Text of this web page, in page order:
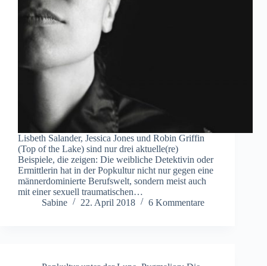
Lisbeth Salander, Jessica Jones und Robin Griffin
(Top of the Lake) sind nur drei aktuelle(re)
Beispiele, die zeigen: Die weibliche Detektivin oder
Ermittlerin hat in der Popkultur nicht nur gegen eine
männerdominierte Berufswelt, sondern meist auch
mit einer sexuell traumatischen…
Sabine
22. April 2018 6 Kommentare